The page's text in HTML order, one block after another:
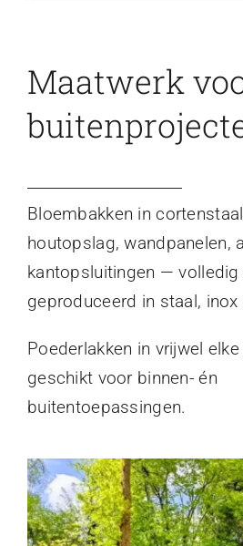
Maatwerk
Bloembakken in
houtopslag, wandpanelen,
kantopsluitingen —
geproduceerd in staal,
Poederlakken in vrijwel elke
geschikt voor binnen- én
buitentoepassingen.